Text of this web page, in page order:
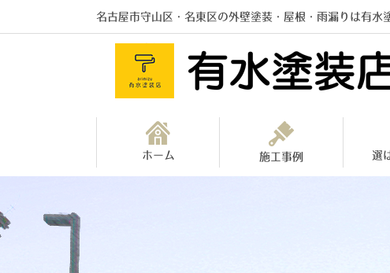
名古屋市守山区・名東区の外壁塗装・屋根・雨漏りは有水
ホーム 施工事例 選